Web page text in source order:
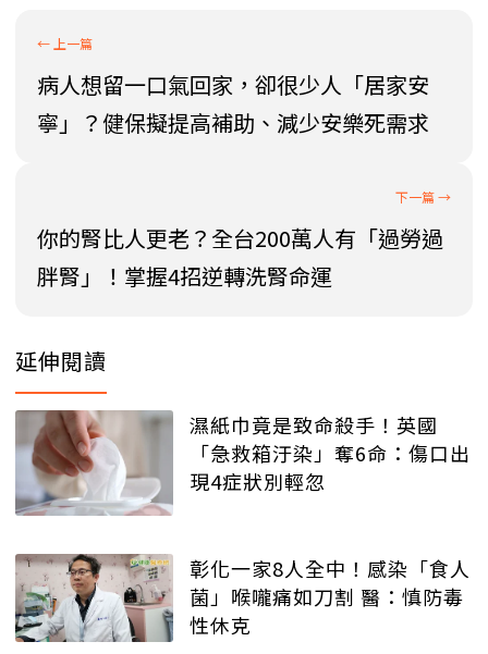
病人想留一口氣回家，卻很少人「居家安
寧」？健保擬提高補助、減少安樂死需求
你的腎比人更老？全台200萬人有「過勞過
胖腎」！掌握4招逆轉洗腎命運
延伸閱讀
濕紙巾竟是致命殺手！英國
「急救箱汙染」奪6命：傷口出
現4症狀別輕忽
彰化一家8人全中！感染「食人
菌」喉嚨痛如刀割 醫：慎防毒
性休克